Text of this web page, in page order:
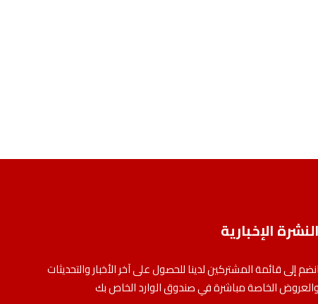
النشرة الإخبارية
انضم إلى قائمة المشتركين لدينا للحصول على آخر الأخبار والتحديثات
والعروض الخاصة مباشرة في صندوق الوارد الخاص بك